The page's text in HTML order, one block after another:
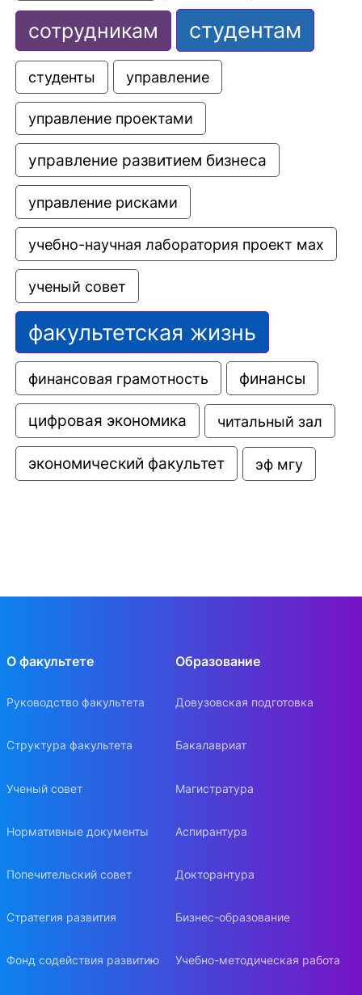
сотрудникам студентам
студенты управление
управление проектами
управление развитием бизнеса
управление рисками
учебно-научная лаборатория проект мах
ученый совет
факультетская жизнь
финансовая грамотность финансы
цифровая экономика читальный зал
экономический факультет эф мгу
О факультете
Руководство факультета
Структура факультета
Ученый совет
Нормативные документы
Попечительский совет
Стратегия развития
Фонд содействия развитию
Образование
Довузовская подготовка
Бакалавриат
Магистратура
Аспирантура
Докторантура
Бизнес-образование
Учебно-методическая работа